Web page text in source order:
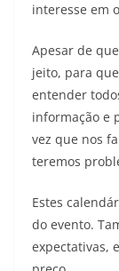
interesse em
Apesar de
jeito, para
entender
informação e
vez que nos
teremos
Estes
do evento.
expectativas,